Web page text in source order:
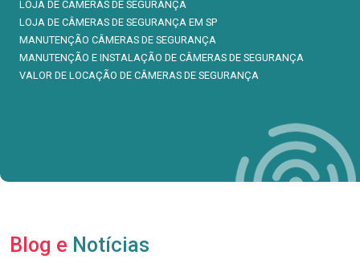
LOJA DE CÂMERAS DE SEGURANÇA
LOJA DE CÂMERAS DE SEGURANÇA EM SP
MANUTENÇÃO CÂMERAS DE SEGURANÇA
MANUTENÇÃO E INSTALAÇÃO DE CÂMERAS DE SEGURANÇA
VALOR DE LOCAÇÃO DE CÂMERAS DE SEGURANÇA
Blog e Notícias